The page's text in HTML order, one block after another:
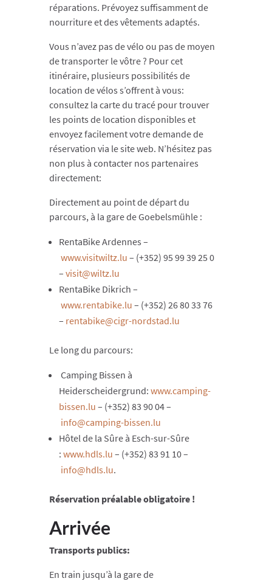
réparations. Prévoyez suffisamment de
nourriture et des vêtements adaptés.
Vous n’avez pas de vélo ou pas de moyen
de transporter le vôtre ? Pour cet
itinéraire, plusieurs possibilités de
location de vélos s’offrent à vous:
consultez la carte du tracé pour trouver
les points de location disponibles et
envoyez facilement votre demande de
réservation via le site web. N’hésitez pas
non plus à contacter nos partenaires
directement:
Directement au point de départ du
parcours, à la gare de Goebelsmühle :
RentaBike Ardennes –
www.visitwiltz.lu – (+352) 95 99 39 25 0
– visit@wiltz.lu
RentaBike Dikrich –
www.rentabike.lu – (+352) 26 80 33 76
– rentabike@cigr-nordstad.lu
Le long du parcours:
Camping Bissen à
Heiderscheidergrund: www.camping-
bissen.lu – (+352) 83 90 04 –
info@camping-bissen.lu
Hôtel de la Sûre à Esch-sur-Sûre
: www.hdls.lu – (+352) 83 91 10 –
info@hdls.lu.
Réservation préalable obligatoire !
Arrivée
Transports publics:
En train jusqu’à la gare de